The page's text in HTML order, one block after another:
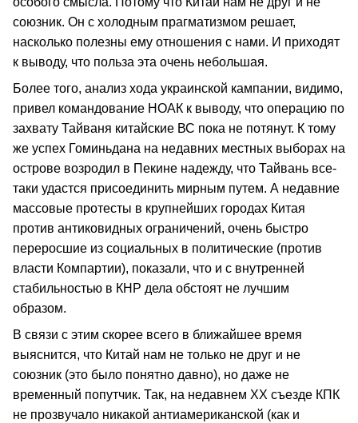
союзник. Он с холодным прагматизмом решает,
насколько полезны ему отношения с нами. И приходят
к выводу, что польза эта очень небольшая.
Более того, анализ хода украинской кампании, видимо,
привел командование НОАК к выводу, что операцию по
захвату Тайваня китайские ВС пока не потянут. К тому
же успех Гоминьдана на недавних местных выборах на
острове возродил в Пекине надежду, что Тайвань все-
таки удастся присоединить мирным путем. А недавние
массовые протесты в крупнейших городах Китая
против антиковидных ограничений, очень быстро
переросшие из социальных в политические (против
власти Компартии), показали, что и с внутренней
стабильностью в КНР дела обстоят не лучшим
образом.
В связи с этим скорее всего в ближайшее время
выяснится, что Китай нам не только не друг и не
союзник (это было понятно давно), но даже не
временный попутчик. Так, на недавнем ХХ съезде КПК
не прозвучало никакой антиамериканской (как и